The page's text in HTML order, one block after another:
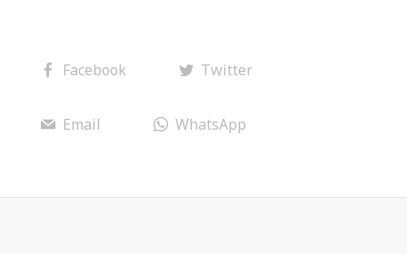
Facebook Twitter
Email WhatsApp